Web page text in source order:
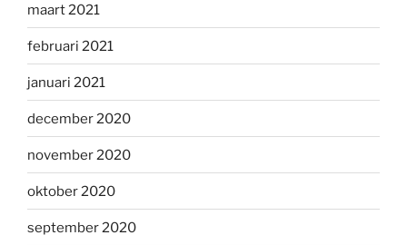
maart 2021
februari 2021
januari 2021
december 2020
november 2020
oktober 2020
september 2020